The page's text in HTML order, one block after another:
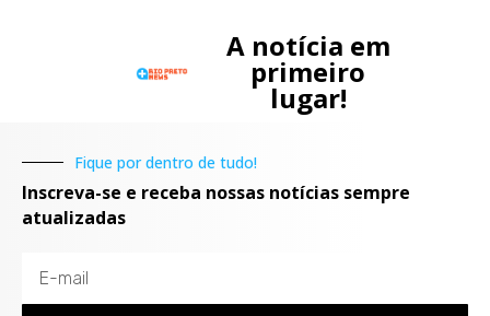
A notícia em
primeiro
lugar!
Fique por dentro de tudo!
Inscreva-se e receba nossas notícias sempre
atualizadas